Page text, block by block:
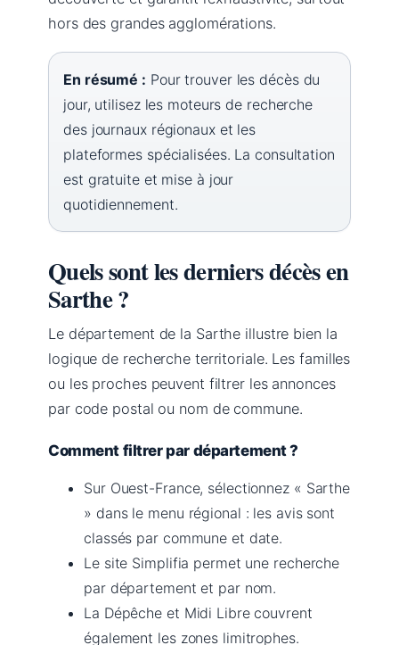
hors des grandes agglomérations.
En résumé : Pour trouver les décès du
jour, utilisez les moteurs de recherche
des journaux régionaux et les
plateformes spécialisées. La consultation
est gratuite et mise à jour
quotidiennement.
Quels sont les derniers décès en
Sarthe ?
Le département de la Sarthe illustre bien la
logique de recherche territoriale. Les familles
ou les proches peuvent filtrer les annonces
par code postal ou nom de commune.
Comment filtrer par département ?
Sur Ouest-France, sélectionnez « Sarthe
» dans le menu régional : les avis sont
classés par commune et date.
Le site Simplifia permet une recherche
par département et par nom.
La Dépêche et Midi Libre couvrent
également les zones limitrophes.